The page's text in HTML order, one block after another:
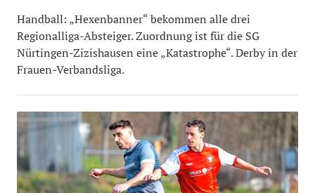
Handball: „Hexenbanner“ bekommen alle drei
Regionalliga-Absteiger. Zuordnung ist für die SG
Nürtingen-Zizishausen eine „Katastrophe“. Derby in der
Frauen-Verbandsliga.